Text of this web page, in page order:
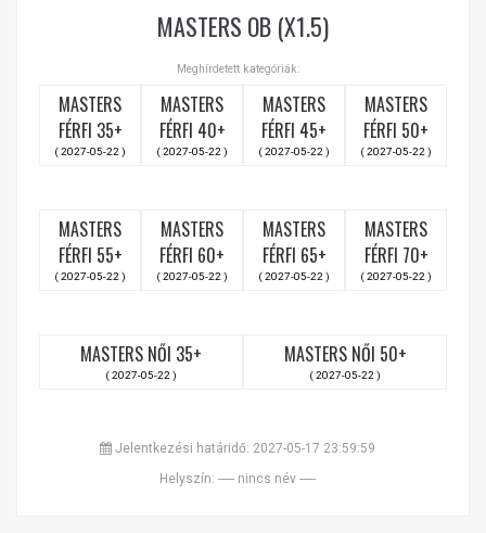
MASTERS OB (X1.5)
Meghírdetett kategóriák:
MASTERS
FÉRFI 35+
( 2027-05-22 )
MASTERS
FÉRFI 40+
( 2027-05-22 )
MASTERS
FÉRFI 45+
( 2027-05-22 )
MASTERS
FÉRFI 50+
( 2027-05-22 )
MASTERS
FÉRFI 55+
( 2027-05-22 )
MASTERS
FÉRFI 60+
( 2027-05-22 )
MASTERS
FÉRFI 65+
( 2027-05-22 )
MASTERS
FÉRFI 70+
( 2027-05-22 )
MASTERS NŐI 35+
( 2027-05-22 )
MASTERS NŐI 50+
( 2027-05-22 )
Jelentkezési határidő: 2027-05-17 23:59:59
Helyszín: ----- nincs név -----